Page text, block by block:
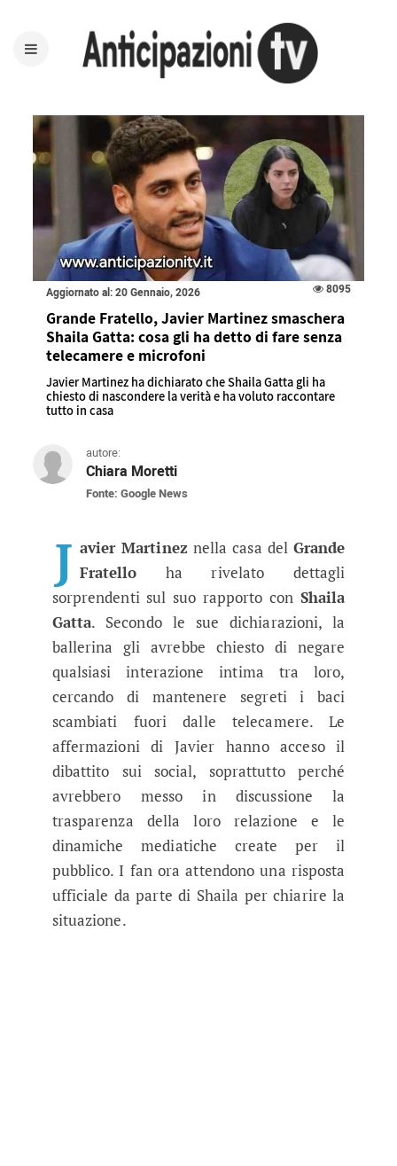
Aggiornato al: 20 Gennaio, 2026 8095
Grande Fratello, Javier Martinez smaschera
Shaila Gatta: cosa gli ha detto di fare senza
telecamere e microfoni
Javier Martinez ha dichiarato che Shaila Gatta gli ha
chiesto di nascondere la verità e ha voluto raccontare
tutto in casa
autore:
Chiara Moretti
Fonte: Google News
Grande Fratello, Javier
J avier Martineznella casa del Grande
Fratello ha rivelato dettagli
sorprendenti sul suo rapporto con Shaila
Gatta. Secondo le sue dichiarazioni, la
ballerina gli avrebbe chiesto di negare
qualsiasi interazione intima tra loro,
cercando di mantenere segreti i baci
scambiati fuori dalle telecamere. Le
affermazioni di Javier hanno acceso il
dibattito sui social, soprattutto perché
avrebbero messo in discussione la
trasparenza della loro relazione e le
dinamiche mediatiche create per il
pubblico. I fan ora attendono una risposta
ufficiale da parte di Shaila per chiarire la
situazione.